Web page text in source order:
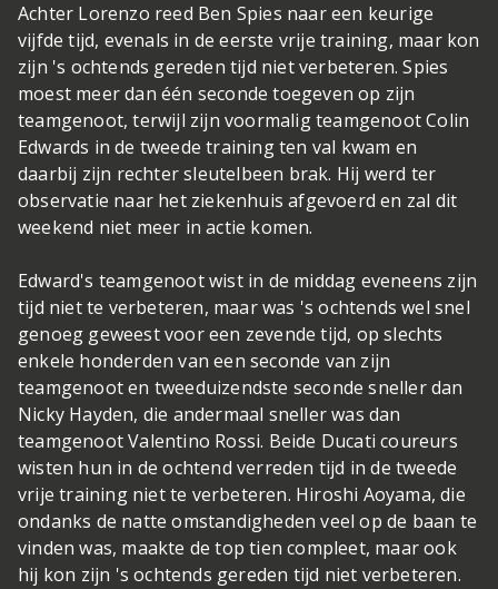
Achter Lorenzo reed Ben Spies naar een keurige
vijfde tijd, evenals in de eerste vrije training, maar kon
zijn 's ochtends gereden tijd niet verbeteren. Spies
moest meer dan één seconde toegeven op zijn
teamgenoot, terwijl zijn voormalig teamgenoot Colin
Edwards in de tweede training ten val kwam en
daarbij zijn rechter sleutelbeen brak. Hij werd ter
observatie naar het ziekenhuis afgevoerd en zal dit
weekend niet meer in actie komen.
Edward's teamgenoot wist in de middag eveneens zijn
tijd niet te verbeteren, maar was 's ochtends wel snel
genoeg geweest voor een zevende tijd, op slechts
enkele honderden van een seconde van zijn
teamgenoot en tweeduizendste seconde sneller dan
Nicky Hayden, die andermaal sneller was dan
teamgenoot Valentino Rossi. Beide Ducati coureurs
wisten hun in de ochtend verreden tijd in de tweede
vrije training niet te verbeteren. Hiroshi Aoyama, die
ondanks de natte omstandigheden veel op de baan te
vinden was, maakte de top tien compleet, maar ook
hij kon zijn 's ochtends gereden tijd niet verbeteren.